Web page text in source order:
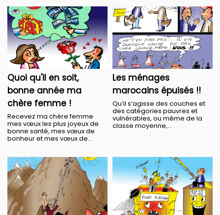
Quoi qu'il en soit,
bonne année ma
chère femme !
Recevez ma chère femme
mes vœux les plus joyeux de
bonne santé, mes vœux de
bonheur et mes vœux de...
Les ménages
marocains épuisés !!
Qu’il s’agisse des couches et
des catégories pauvres et
vulnérables, ou même de la
classe moyenne,...